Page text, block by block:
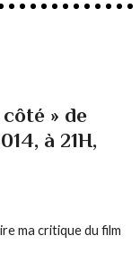
» de
à 21H,
ma critique du film